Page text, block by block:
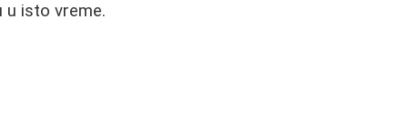
u isto vreme.